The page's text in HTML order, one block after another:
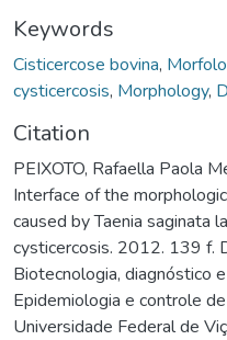
Keywords
Cisticercose bovina,
cysticercosis, Morphology,
Citation
PEIXOTO, Rafaella Paola
Interface of the
caused by Taenia saginata
cysticercosis. 2012. 139 f.
Biotecnologia, diagnóstico
Epidemiologia e controle
Universidade Federal de